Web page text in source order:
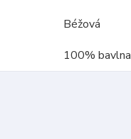
Béžová
100% bavlna